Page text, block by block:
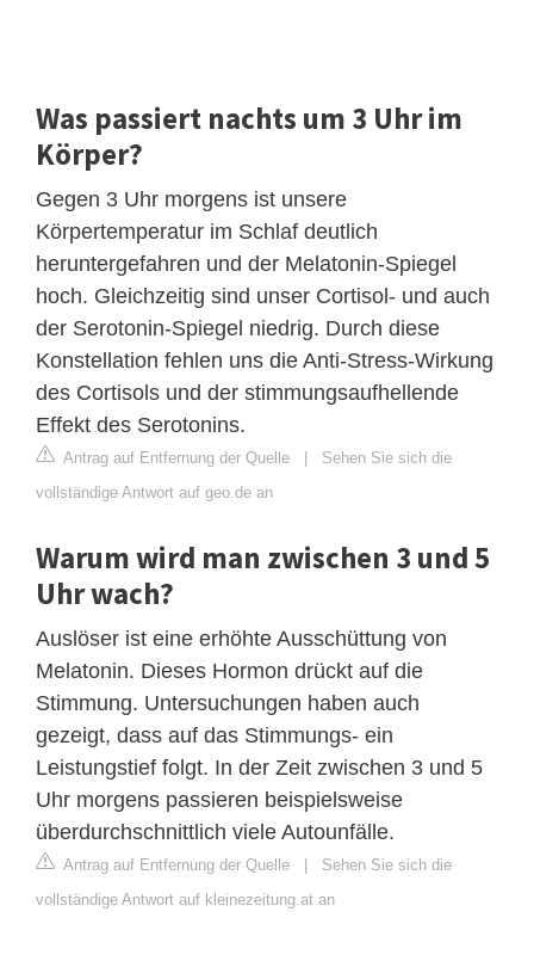
Was passiert nachts um 3 Uhr im
Körper?
Gegen 3 Uhr morgens ist unsere
Körpertemperatur im Schlaf deutlich
heruntergefahren und der Melatonin-Spiegel
hoch. Gleichzeitig sind unser Cortisol- und auch
der Serotonin-Spiegel niedrig. Durch diese
Konstellation fehlen uns die Anti-Stress-Wirkung
des Cortisols und der stimmungsaufhellende
Effekt des Serotonins.
Antrag auf Entfernung der Quelle
Sehen Sie sich die
vollständige Antwort auf geo.de an
Warum wird man zwischen 3 und 5
Uhr wach?
Auslöser ist eine erhöhte Ausschüttung von
Melatonin. Dieses Hormon drückt auf die
Stimmung. Untersuchungen haben auch
gezeigt, dass auf das Stimmungs- ein
Leistungstief folgt. In der Zeit zwischen 3 und 5
Uhr morgens passieren beispielsweise
überdurchschnittlich viele Autounfälle.
Antrag auf Entfernung der Quelle
Sehen Sie sich die
vollständige Antwort auf kleinezeitung.at an